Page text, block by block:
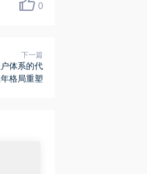
0
下一篇
体系的代
格局重塑